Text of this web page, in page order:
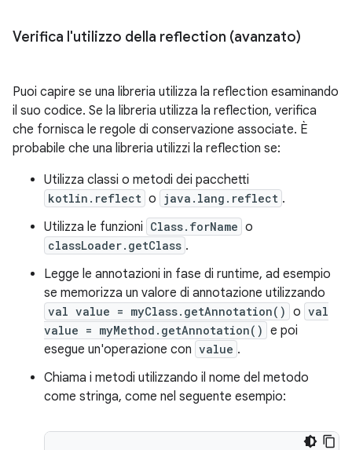
Verifica l'utilizzo della reflection (avanzato)
Puoi capire se una libreria utilizza la reflection esaminando
il suo codice. Se la libreria utilizza la reflection, verifica
che fornisca le regole di conservazione associate. È
probabile che una libreria utilizzi la reflection se:
Utilizza classi o metodi dei pacchetti
kotlin.reflect o java.lang.reflect .
Utilizza le funzioni Class.forName o
classLoader.getClass .
Legge le annotazioni in fase di runtime, ad esempio
se memorizza un valore di annotazione utilizzando
val value = myClass.getAnnotation() o val
value = myMethod.getAnnotation() e poi
esegue un'operazione con value .
Chiama i metodi utilizzando il nome del metodo
come stringa, come nel seguente esempio: